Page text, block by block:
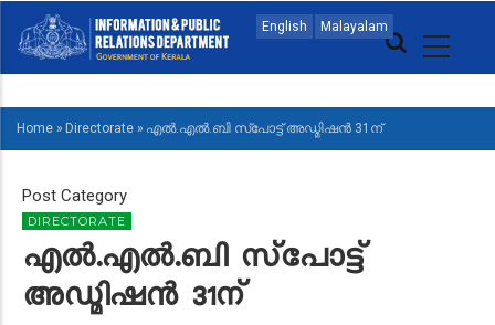
main
English Malayalam
MAIN
NAVIGATION
MALAYALAM
BREADCRUMB
Home » Directorate » എൽ.എൽ.ബി സ്‌പോട്ട് അഡ്മിഷൻ 31ന്
Post Category
DIRECTORATE
എൽ.എൽ.ബി സ്‌പോട്ട്
അഡ്മിഷൻ 31ന്